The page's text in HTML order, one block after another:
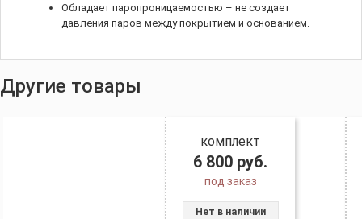
Обладает паропроницаемостью – не создает
давления паров между покрытием и основанием.
Другие товары
комплект
6 800 руб.
под заказ
Нет в наличии